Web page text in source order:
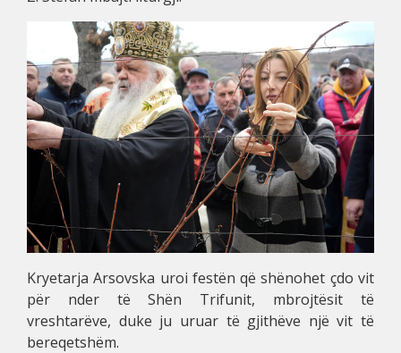
Kryetarja Arsovska uroi festën që shënohet çdo vit
për nder të Shën Trifunit, mbrojtësit të
vreshtarëve, duke ju uruar të gjithëve një vit të
bereqetshëm.